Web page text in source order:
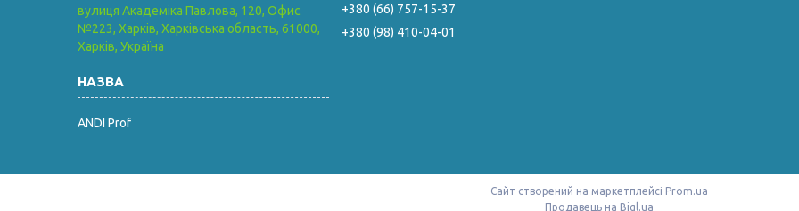
вулиця Академіка Павлова, 120, Офис
№223, Харків, Харківська область, 61000,
Харків, Україна
ANDI Prof
+380 (66) 757-15-37
+380 (98) 410-04-01
Сайт створений на маркетплейсі Prom.ua
Продавець на Bigl.ua